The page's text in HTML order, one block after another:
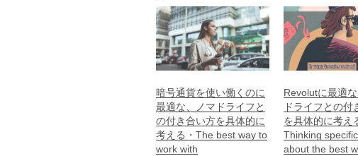
暗号通貨を使い働くのに
最適な、ノマドライフと
の付き合い方を具体的に
考える・The best way to
work with
Revolutに最適
ドライフとの付
を具体的に考え
Thinking
about the best